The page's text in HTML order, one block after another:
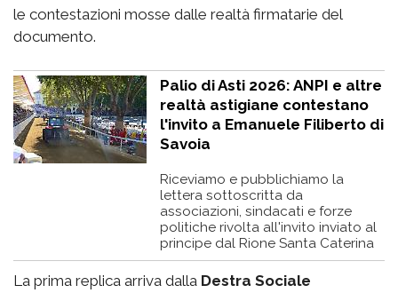
le contestazioni mosse dalle realtà firmatarie del
documento.
Palio di Asti 2026: ANPI e altre
realtà astigiane contestano
l'invito a Emanuele Filiberto di
Savoia
Riceviamo e pubblichiamo la
lettera sottoscritta da
associazioni, sindacati e forze
politiche rivolta all'invito inviato al
principe dal Rione Santa Caterina
La prima replica arriva dalla Destra Sociale